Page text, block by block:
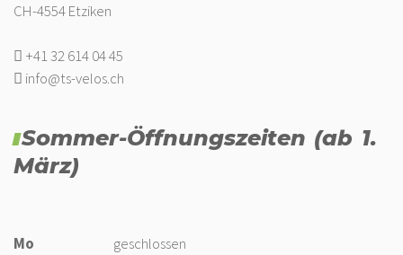
CH-4554 Etziken
+41 32 614 04 45
info@ts-velos.ch
Sommer-Öffnungszeiten (ab 1.
März)
Mo
geschlossen